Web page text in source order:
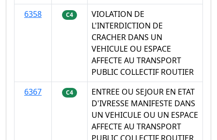
6358
C4
VIOLATION DE
L'INTERDICTION DE
CRACHER DANS UN
VEHICULE OU ESPACE
AFFECTE AU TRANSPORT
PUBLIC COLLECTIF ROUTIER
6367
C4
ENTREE OU SEJOUR EN ETAT
D'IVRESSE MANIFESTE DANS
UN VEHICULE OU UN ESPACE
AFFECTE AU TRANSPORT